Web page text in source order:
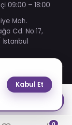
09:00 – 18:00
Mah.
Cd. No:17,
İstanbul
Kabul Et